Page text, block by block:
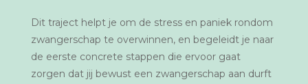
Dit traject helpt je om de stress en paniek rondom
zwangerschap te overwinnen, en begeleidt je naar
de eerste concrete stappen die ervoor gaat
zorgen dat jij bewust een zwangerschap aan durft